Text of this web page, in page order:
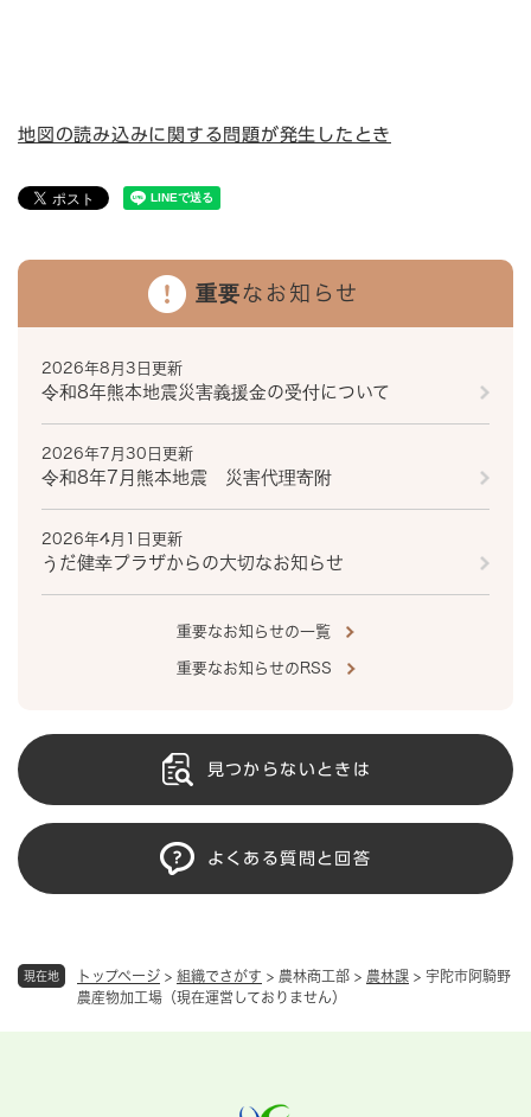
現在地 トップページ > 組織でさがす > 農林商工部 > 農林課 > 宇陀市阿騎野
農産物加工場（現在運営しておりません）
地図の読み込みに関する問題が発生したとき
重要なお知らせ
2026年8月3日更新
令和8年熊本地震災害義援金の受付について
2026年7月30日更新
令和8年7月熊本地震 災害代理寄附
2026年4月1日更新
うだ健幸プラザからの大切なお知らせ
重要なお知らせの一覧
重要なお知らせのRSS
見つからないときは
よくある質問と回答